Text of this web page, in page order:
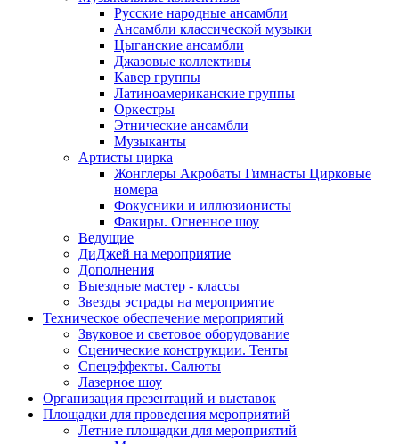
Русские народные ансамбли
Ансамбли классической музыки
Цыганские ансамбли
Джазовые коллективы
Кавер группы
Латиноамериканские группы
Оркестры
Этнические ансамбли
Музыканты
Артисты цирка
Жонглеры Акробаты Гимнасты Цирковые
номера
Фокусники и иллюзионисты
Факиры. Огненное шоу
Ведущие
ДиДжей на мероприятие
Дополнения
Выездные мастер - классы
Звезды эстрады на мероприятие
Техническое обеспечение мероприятий
Звуковое и световое оборудование
Сценические конструкции. Тенты
Спецэффекты. Салюты
Лазерное шоу
Организация презентаций и выставок
Площадки для проведения мероприятий
Летние площадки для мероприятий